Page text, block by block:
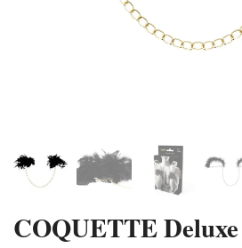
COQUETTE